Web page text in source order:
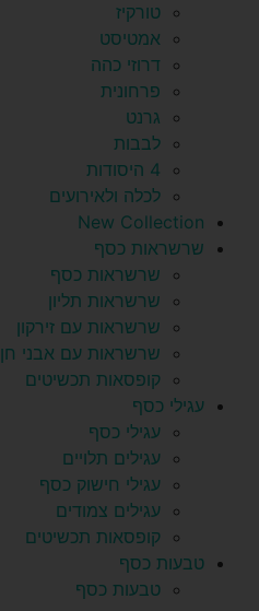
טורקיז
אמטיסט
דרוזי כהה
פרחונית
גרנט
לבבות
4 היסודות
לכלה ולאירועים
New Collection
שרשראות כסף
שרשראות כסף
שרשראות תליון
שרשראות עם זירקון
שרשראות עם אבני חן
קופסאות תכשיטים
עגילי כסף
עגילי כסף
עגילים תלויים
עגילי חישוק כסף
עגילים צמודים
קופסאות תכשיטים
טבעות כסף
טבעות כסף